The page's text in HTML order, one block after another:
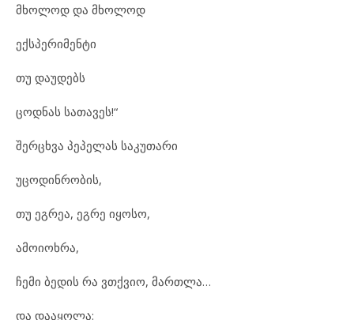
მხოლოდ და მხოლოდ
ექსპერიმენტი
თუ დაუდებს
ცოდნას სათავეს!“
შერცხვა პეპელას საკუთარი
უცოდინრობის,
თუ ეგრეა, ეგრე იყოსო,
ამოიოხრა,
ჩემი ბედის რა ვთქვიო, მართლა…
და დააყოლა: